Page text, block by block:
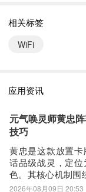
第三步：
选择进入其中一个
第四步：
路径根据个人喜爱可
可以看到文件就已经
步：
回到手机桌面就可以
击加速器APP图标进
相关标签
WiFi
应用资讯
元气唤灵师黄忠
技巧
黄忠是这款放置
话品级战灵，定
色。其核心机制围
展开：入场时自动
2026年08月09日 20:53